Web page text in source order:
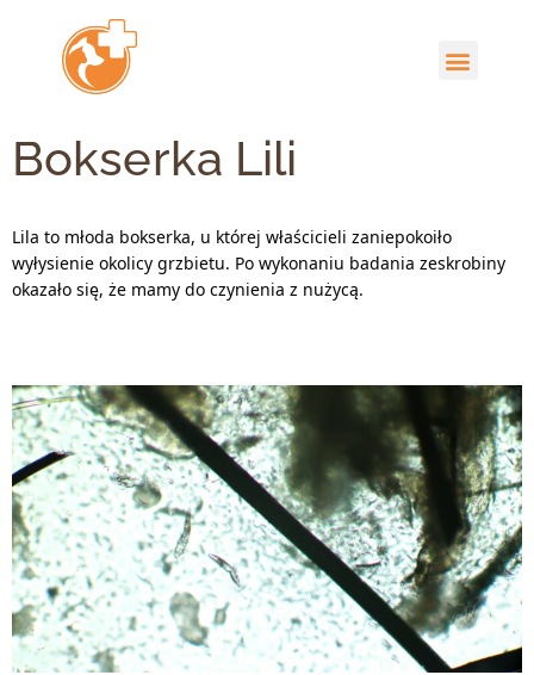
Bokserka Lili
Lila to młoda bokserka, u której właścicieli zaniepokoiło
wyłysienie okolicy grzbietu. Po wykonaniu badania zeskrobiny
okazało się, że mamy do czynienia z nużycą.